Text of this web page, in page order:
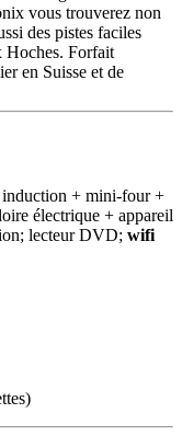
vous trouverez non
des pistes faciles
Hoches. Forfait
en Suisse et de
induction + mini-four +
électrique + appareil
lecteur DVD; wifi